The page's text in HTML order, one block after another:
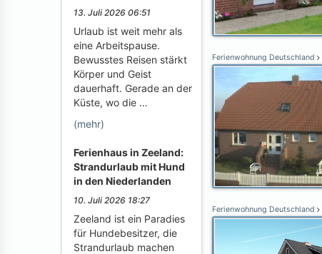
13. Juli 2026 06:51
Urlaub ist weit mehr als
eine Arbeitspause.
Bewusstes Reisen stärkt
Körper und Geist
dauerhaft. Gerade an der
Küste, wo die …
(mehr)
Ferienhaus in Zeeland:
Strandurlaub mit Hund
in den Niederlanden
10. Juli 2026 18:27
Zeeland ist ein Paradies
für Hundebesitzer, die
Strandurlaub machen
Ferienwohnung Deutschland
Ferienwohnung Deutschland